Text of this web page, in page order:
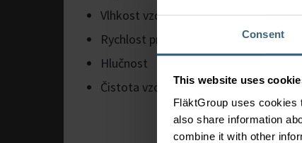
Consent
This website uses
FläktGroup uses cookies
also share information
combine it with other
Vlhkost vzduchu
Rychlost proudění vzduchu
Hlučnost
Čistota vzduchu